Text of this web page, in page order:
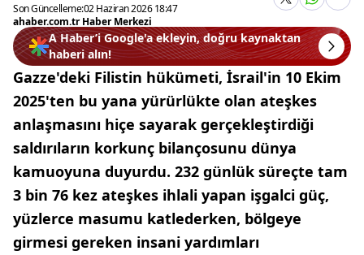
Son Güncelleme:02 Haziran 2026 18:47
ahaber.com.tr Haber Merkezi
A Haber’i Google'a ekleyin, doğru kaynaktan
haberi alın!
Gazze'deki Filistin hükümeti, İsrail'in 10 Ekim
2025'ten bu yana yürürlükte olan ateşkes
anlaşmasını hiçe sayarak gerçekleştirdiği
saldırıların korkunç bilançosunu dünya
kamuoyuna duyurdu. 232 günlük süreçte tam
3 bin 76 kez ateşkes ihlali yapan işgalci güç,
yüzlerce masumu katlederken, bölgeye
girmesi gereken insani yardımları